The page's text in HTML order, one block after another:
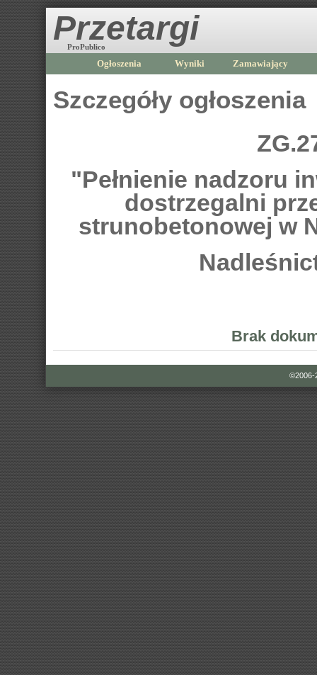
Przetargi
ProPublico
Ogłoszenia Wyniki Zamawiający
Szczegóły ogłoszenia
"Pełnienie nadzoru
dostrzegalni
strunobetonowej w
Brak
©2006-